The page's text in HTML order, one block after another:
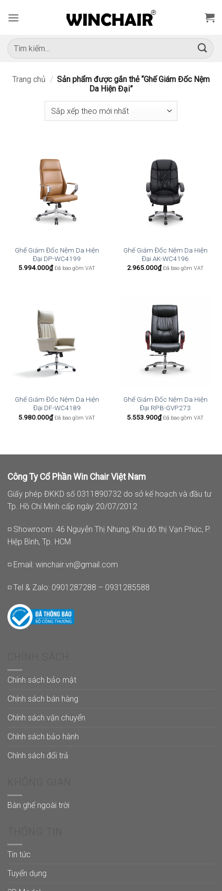
qua
dung
Tìm
kiếm:
Trang chủ / Sản phẩm được gắn thẻ “Ghế Giám Đốc Nệm
Da Hiện Đại”
Ghế Giám Đốc Nệm Da Hiện
Đại DP-WC4199
5.994.000₫ Đã bao gồm VAT
Ghế Giám Đốc Nệm Da Hiện
Đại AK-WC4196
2.965.000₫ Đã bao gồm VAT
Ghế Giám Đốc Nệm Da Hiện
Đại DF-WC4189
5.980.000₫ Đã bao gồm VAT
Ghế Giám Đốc Nệm Da Hiện
Đại RPB-GVP273
5.553.900₫ Đã bao gồm VAT
Công Ty Cổ Phần Win Chair Việt Nam
Giấy phép ĐKKD số 0311890732 do sở kế hoạch và đầu tư
Tp. Hồ Chí Minh cấp ngày 20/07/2012
◽ Showroom: 46 Nguyễn Thị Nhung, Khu đô thị Vạn Phúc, P.
Hiệp Bình, Tp. HCM
◽ Email: winchair.vn@gmail.com
◽ Tel & Zalo: 0901287288 – 0931285588
Chính sách bảo mật
Chính sách bán hàng
Chính sách vận chuyển
Chính sách bảo hành
Chính sách đổi trả
Bàn ghế ngoài trời
Tin tức
Tuyển dụng